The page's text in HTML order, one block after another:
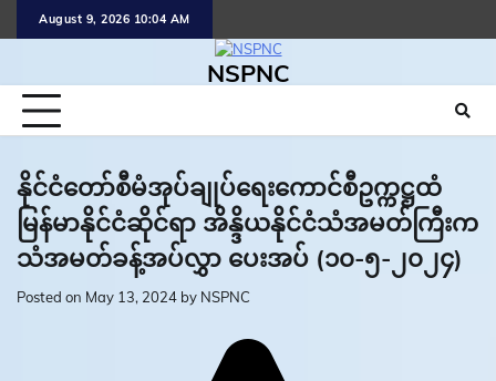
August 9, 2026 10:04 AM
NSPNC
နိုင်ငံတော်စီမံအုပ်ချုပ်ရေးကောင်စီဥက္ကဋ္ဌထံ
မြန်မာနိုင်ငံဆိုင်ရာ အိန္ဒိယနိုင်ငံသံအမတ်ကြီးက
သံအမတ်ခန့်အပ်လွှာ ပေးအပ် (၁၀-၅-၂၀၂၄)
Posted on May 13, 2024 by NSPNC